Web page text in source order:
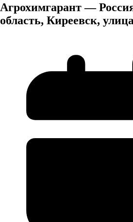
Агрохимгарант —
область, Киреевск,